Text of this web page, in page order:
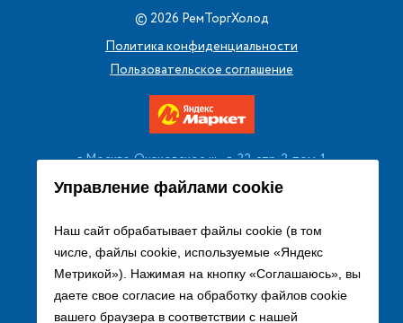
Управление файлами cookie
Наш сайт обрабатывает файлы cookie (в том
числе, файлы cookie, используемые «Яндекс
Метрикой»). Нажимая на кнопку «Соглашаюсь», вы
даете свое согласие на обработку файлов cookie
вашего браузера в соответствии с нашей
© 2026 РемТоргХолод
Политика конфиденциальности
Пользовательское соглашение
г. Москва, Очаковское ш., д. 32, стр. 2, пом. 1
+7 (495) 256 08 13
Заказать звонок
sales@remtorgholod.ru